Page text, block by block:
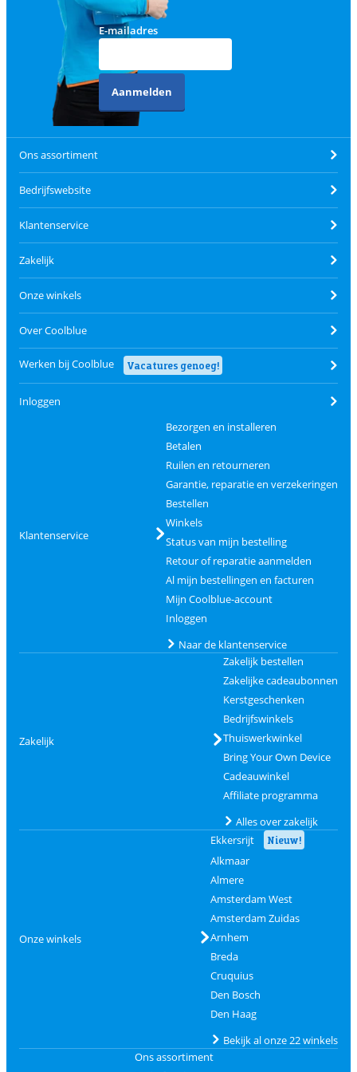
E-mailadres
Aanmelden
Ons assortiment
Bedrijfswebsite
Klantenservice
Zakelijk
Onze winkels
Over Coolblue
Werken bij Coolblue Vacatures genoeg!
Inloggen
Klantenservice
Bezorgen en installeren
Betalen
Ruilen en retourneren
Garantie, reparatie en verzekeringen
Bestellen
Winkels
Status van mijn bestelling
Retour of reparatie aanmelden
Al mijn bestellingen en facturen
Mijn Coolblue-account
Inloggen
Naar de klantenservice
Zakelijk
Zakelijk bestellen
Zakelijke cadeaubonnen
Kerstgeschenken
Bedrijfswinkels
Thuiswerkwinkel
Bring Your Own Device
Cadeauwinkel
Affiliate programma
Alles over zakelijk
Onze winkels
Ekkersrijt Nieuw!
Alkmaar
Almere
Amsterdam West
Amsterdam Zuidas
Arnhem
Breda
Cruquius
Den Bosch
Den Haag
Bekijk al onze 22 winkels
Ons assortiment